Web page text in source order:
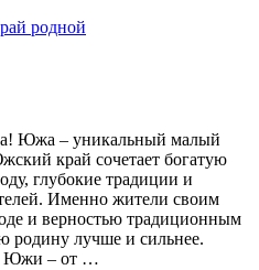
родной
Южа – уникальный малый
край сочетает богатую
глубокие традиции и
Именно жители своим
и верностью традиционным
родину лучше и сильнее.
Южи – от …